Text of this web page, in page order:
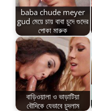
baba chude meyer
gud মেয়ে চায় বাবা চুদে গুদের
পোকা মারুক
বাড়িওয়ালা ও ভাড়াটিয়া
বৌদিকে যেভাবে চুদলাম